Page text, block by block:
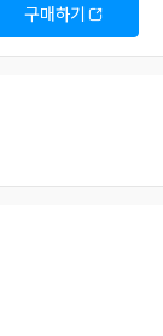
구매하기